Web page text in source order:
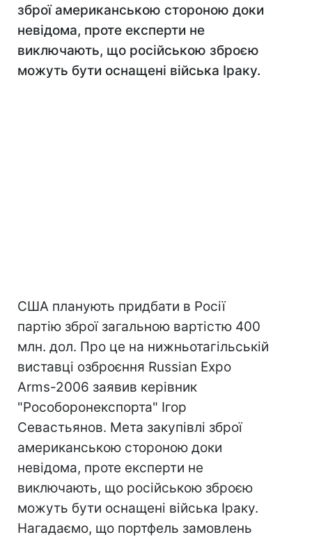
зброї американською стороною доки
невідома, проте експерти не
виключають, що російською зброєю
можуть бути оснащені війська Іраку.
США планують придбати в Росії
партію зброї загальною вартістю 400
млн. дол. Про це на нижньотагільській
виставці озброєння Russian Expo
Arms-2006 заявив керівник
"Рособоронекспорта" Ігор
Севастьянов. Мета закупівлі зброї
американською стороною доки
невідома, проте експерти не
виключають, що російською зброєю
можуть бути оснащені війська Іраку.
Нагадаємо, що портфель замовлень